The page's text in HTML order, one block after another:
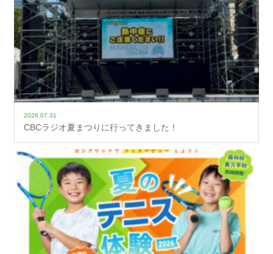
2026.07.31
CBCラジオ夏まつりに行ってきました！